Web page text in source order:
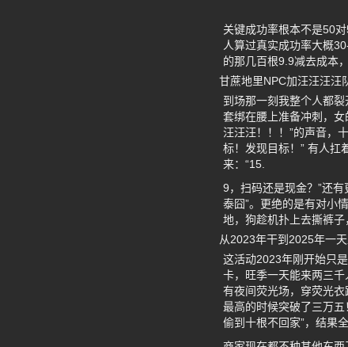
关键成功率根本不是50
人算过真实成功率大概
的那几百根9.9减去成本
甘蔗地里NPC加汪汪汪汪
到场那一刻我整个人都
套绑在腰上准备冲刺，
汪汪汪！！！”的声音，
标！发现目标！” 有人扛
来：“15.
9，扫码还是现金？”还
泰囧”。更绝的是有对小
地，狗趁机扑上去撕裤子
从2023年干到2025年一
这活动2023年刚开始只
卡，旺季一天能来两三
有夜间荧光场，穿荧光
最高的时候突破了三万
偷到十根不回家”，结果